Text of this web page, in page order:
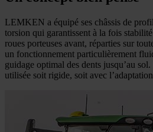
LEMKEN a équipé ses châssis de
torsion qui garantissent à la fois
roues porteuses avant, réparties sur
un fonctionnement particulièrement
guidage optimal des dents jusqu’au
utilisée soit rigide, soit avec